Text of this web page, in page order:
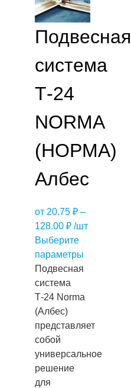
Подвесная
система
Т-24
NORMA
(НОРМА)
Албес
от 20.75 ₽ –
128.00 ₽ /шт
Выберите
параметры
Подвесная
система
Т-24 Norma
(Албес)
представляет
собой
универсальное
решение
для